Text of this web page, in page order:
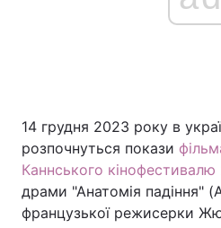
Головна
Україна
Економіка
14 грудня 2023 року в
розпочнуться покази
Каннського
драми "Анатомія падіння"
французької режисерки